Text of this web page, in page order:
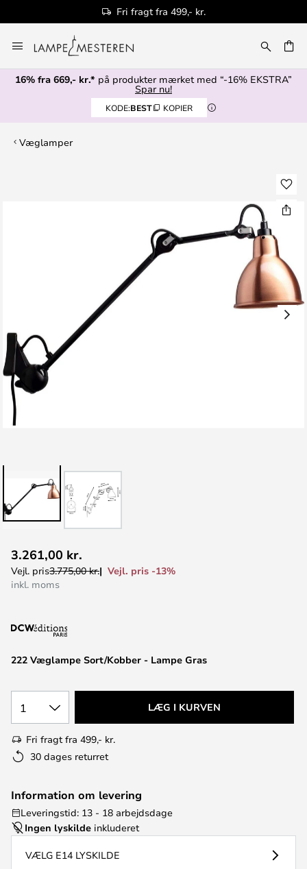
Fri fragt fra 499,- kr.
to
Content
16% fra 669,- kr.* på produkter mærket med “-16% EKSTRA”
Spar nu!
KODE:BEST KOPIER
Væglamper
til
starten
222 Væglampe Sort/Kobber - Lampe Gras
3.261,00 kr.
Vejl. pris3.775,00 kr.
Vejl. pris -13%
inkl. moms
1 LÆG I KURVEN
Fri fragt fra 499,- kr.
30 dages returret
Information om levering
Leveringstid: 13 - 18 arbejdsdage
Ingen lyskilde inkluderet
VÆLG E14 LYSKILDE